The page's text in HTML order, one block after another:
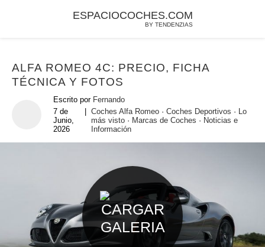
ESPACIOCOCHES.COM
BY TENDENZIAS
ALFA ROMEO 4C: PRECIO, FICHA
TÉCNICA Y FOTOS
Escrito por Fernando
7 de
Junio,
2026
Coches Alfa Romeo· Coches Deportivos · Lo
más visto· Marcas de Coches · Noticias e
Información